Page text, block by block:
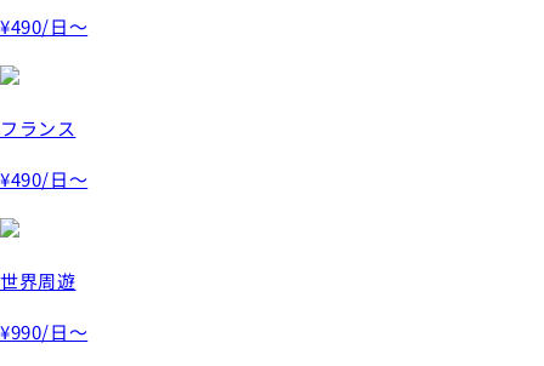
¥490/日～
フランス
¥490/日～
世界周遊
¥990/日～